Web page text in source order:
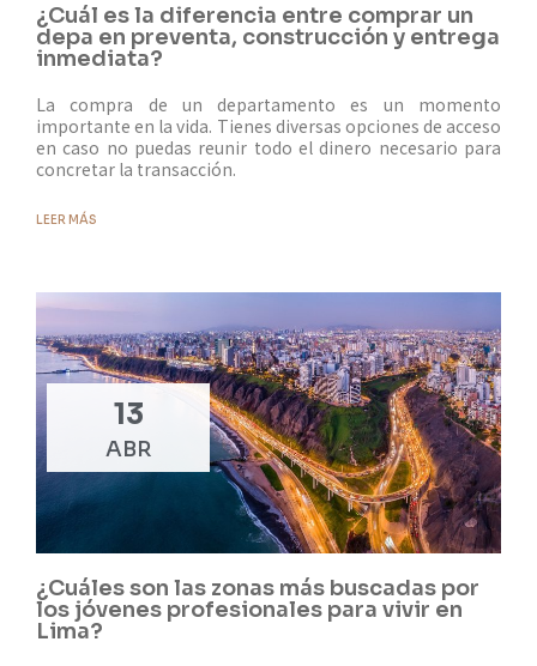
¿Cuál es la diferencia entre comprar un
depa en preventa, construcción y entrega
inmediata?
La compra de un departamento es un momento
importante en la vida. Tienes diversas opciones de acceso
en caso no puedas reunir todo el dinero necesario para
concretar la transacción.
LEER MÁS
¿Cuáles son las zonas más buscadas por
los jóvenes profesionales para vivir en
Lima?
13
ABR